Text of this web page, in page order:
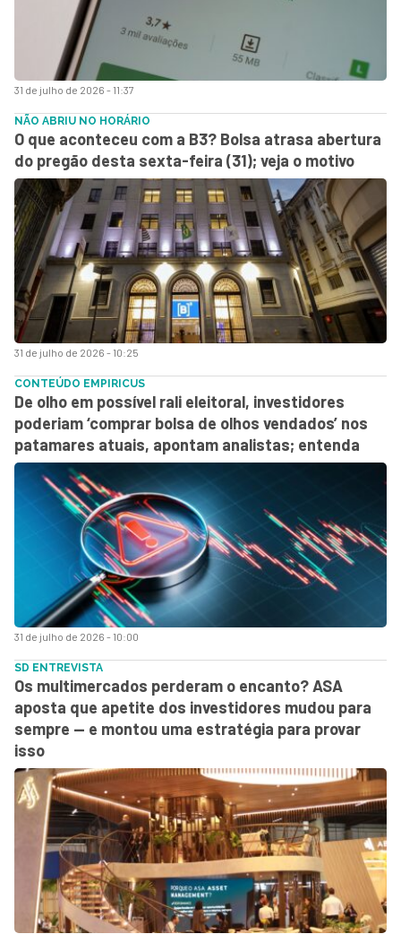
31 de julho de 2026 - 11:37
31 de julho de 2026 - 10:25
NÃO ABRIU NO HORÁRIO
O que aconteceu com a B3? Bolsa atrasa abertura
do pregão desta sexta-feira (31); veja o motivo
31 de julho de 2026 - 10:00
CONTEÚDO EMPIRICUS
De olho em possível rali eleitoral, investidores
poderiam ‘comprar bolsa de olhos vendados’ nos
patamares atuais, apontam analistas; entenda
SD ENTREVISTA
Os multimercados perderam o encanto? ASA
aposta que apetite dos investidores mudou para
sempre — e montou uma estratégia para provar
isso